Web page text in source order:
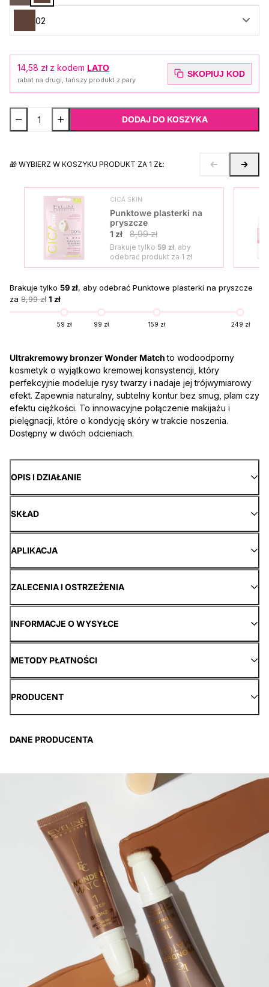
02
14,58 zł z kodem LATO
rabat na drugi, tańszy produkt z pary
SKOPIUJ KOD
DODAJ DO KOSZYKA
🎁 WYBIERZ W KOSZYKU PRODUKT ZA 1 ZŁ:
CICA SKIN
Punktowe plasterki na
pryszcze
1 zł
8,99 zł
Brakuje tylko 59 zł, aby
odebrać produkt za 1 zł
Brakuje tylko 59 zł, aby odebrać Punktowe plasterki na pryszcze
za 8,99 zł 1 zł
59 zł 99 zł 159 zł 249 zł
Ultrakremowy bronzer Wonder Matchto wodoodporny
kosmetyk o wyjątkowo kremowej konsystencji, który
perfekcyjnie modeluje rysy twarzy i nadaje jej trójwymiarowy
efekt. Zapewnia naturalny, subtelny kontur bez smug, plam czy
efektu ciężkości. To innowacyjne połączenie makijażu i
pielęgnacji, które o kondycję skóry w trakcie noszenia.
Dostępny w dwóch odcieniach.
OPIS I DZIAŁANIE
SKŁAD
APLIKACJA
ZALECENIA I OSTRZEŻENIA
INFORMACJE O WYSYŁCE
METODY PŁATNOŚCI
PRODUCENT
DANE PRODUCENTA